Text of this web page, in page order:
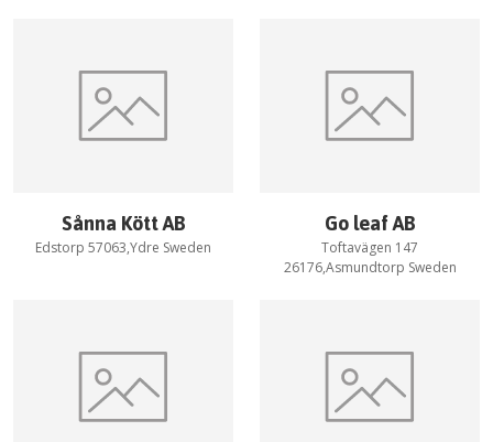
Sånna Kött AB
Edstorp 57063,Ydre Sweden
Go leaf AB
Toftavägen 147
26176,Asmundtorp Sweden